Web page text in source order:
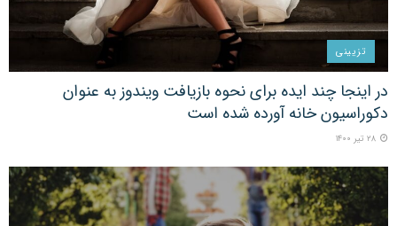
تزیینی
در اینجا چند ایده برای نحوه بازیافت ویندوز به عنوان
دکوراسیون خانه آورده شده است